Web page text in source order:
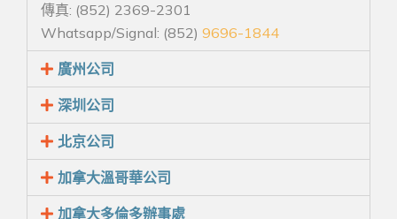
傳真: (852) 2369-2301
Whatsapp/Signal: (852) 9696-1844
廣州公司
深圳公司
北京公司
加拿大溫哥華公司
加拿大多倫多辦事處